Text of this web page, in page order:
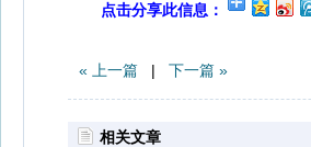
点击分享此信息：
« 上一篇 | 下一篇 »
相关文章